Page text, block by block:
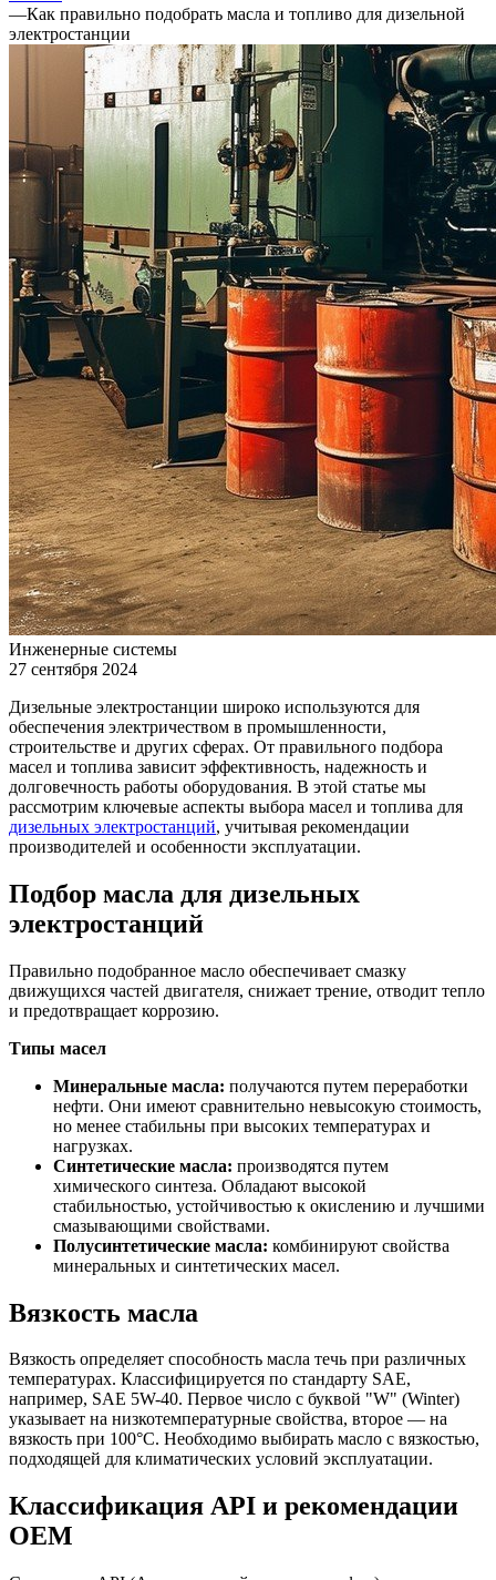
—Как правильно подобрать масла и топливо для дизельной
электростанции
Инженерные системы
27 сентября 2024
Дизельные электростанции широко используются для
обеспечения электричеством в промышленности,
строительстве и других сферах. От правильного подбора
масел и топлива зависит эффективность, надежность и
долговечность работы оборудования. В этой статье мы
рассмотрим ключевые аспекты выбора масел и топлива для
дизельных электростанций, учитывая рекомендации
производителей и особенности эксплуатации.
Подбор масла для дизельных
электростанций
Правильно подобранное масло обеспечивает смазку
движущихся частей двигателя, снижает трение, отводит тепло
и предотвращает коррозию.
Типы масел
Минеральные масла: получаются путем переработки
нефти. Они имеют сравнительно невысокую стоимость,
но менее стабильны при высоких температурах и
нагрузках.
Синтетические масла: производятся путем
химического синтеза. Обладают высокой
стабильностью, устойчивостью к окислению и лучшими
смазывающими свойствами.
Полусинтетические масла: комбинируют свойства
минеральных и синтетических масел.
Вязкость масла
Вязкость определяет способность масла течь при различных
температурах. Классифицируется по стандарту SAE,
например, SAE 5W-40. Первое число с буквой "W" (Winter)
указывает на низкотемпературные свойства, второе — на
вязкость при 100°C. Необходимо выбирать масло с вязкостью,
подходящей для климатических условий эксплуатации.
Классификация API и рекомендации
OEM